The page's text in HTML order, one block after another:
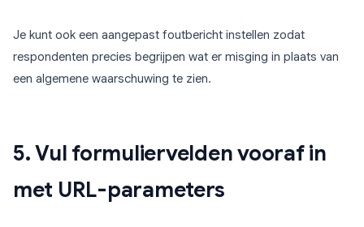
Je kunt ook een aangepast foutbericht instellen zodat
respondenten precies begrijpen wat er misging in plaats van
een algemene waarschuwing te zien.
5. Vul formuliervelden vooraf in
met URL-parameters